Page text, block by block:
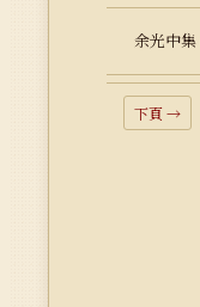
余光中集
下頁 →